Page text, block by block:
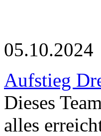
05.10.2024
Aufstieg
Dieses
alles